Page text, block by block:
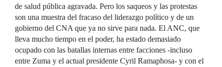
de salud pública agravada. Pero los saqueos y las protestas
son una muestra del fracaso del liderazgo político y de un
gobierno del CNA que ya no sirve para nada. El ANC, que
lleva mucho tiempo en el poder, ha estado demasiado
ocupado con las batallas internas entre facciones -incluso
entre Zuma y el actual presidente Cyril Ramaphosa- y con el